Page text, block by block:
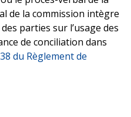
de la commission intègre
parties sur l’usage des
de conciliation dans
du Règlement de